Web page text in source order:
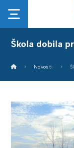
Škola dobila
Novosti